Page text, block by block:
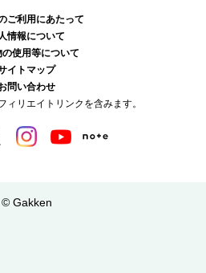
ご利用にあたって
情報について
の使用等について
イトマップ
問い合わせ
ィリエイトリンクを含みます。
© Gakken